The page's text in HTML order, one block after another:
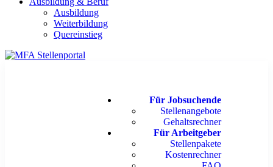
Ausbildung
Weiterbildung
Quereinstieg
Für Jobsuchende
Stellenangebote
Gehaltsrechner
Für Arbeitgeber
Stellenpakete
Kostenrechner